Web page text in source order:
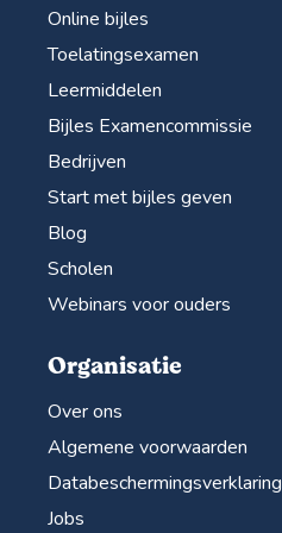
Online bijles
Toelatingsexamen
Leermiddelen
Bijles Examencommissie
Bedrijven
Start met bijles geven
Blog
Scholen
Webinars voor ouders
Organisatie
Over ons
Algemene voorwaarden
Databeschermingsverklaring
Jobs